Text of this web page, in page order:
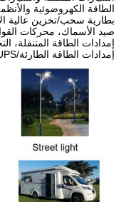
الطاقة الكهروضوئية
بطارية سحب/تخزين عالية
صيد الأسماك، محركات
إمدادات الطاقة المتنقلة،
إمدادات الطاقة الطارئة/UPS